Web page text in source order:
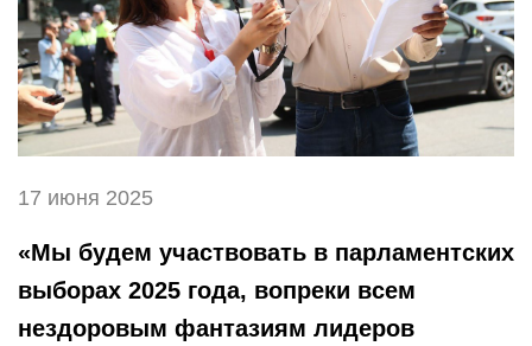
17 июня 2025
«Мы будем участвовать в парламентских
выборах 2025 года, вопреки всем
нездоровым фантазиям лидеров